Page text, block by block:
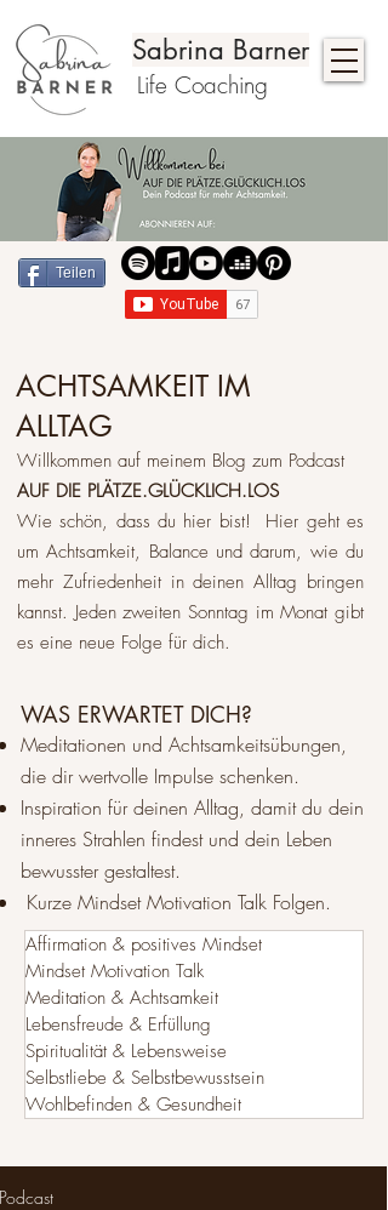
Sabrina Barner
Life Coaching
Teilen
ACHTSAMKEIT IM
ALLTAG
Willkommen auf meinem Blog zum Podcast
AUF DIE PLÄTZE.GLÜCKLICH.LOS
Wie schön, dass du hier bist! Hier geht es
um Achtsamkeit, Balance und darum, wie du
mehr Zufriedenheit in deinen Alltag bringen
kannst. Jeden zweiten Sonntag im Monat gibt
es eine neue Folge für dich.​
WAS ERWARTET DICH?
Meditationen und Achtsamkeitsübungen,
die dir wertvolle Impulse schenken.
Inspiration für deinen Alltag, damit du dein
inneres Strahlen findest und dein Leben
bewusster gestaltest.
Kurze Mindset Motivation Talk Folgen.
Affirmation & positives Mindset
Mindset Motivation Talk
Meditation & Achtsamkeit
Lebensfreude & Erfüllung
Spiritualität & Lebensweise
Selbstliebe & Selbstbewusstsein
Wohlbefinden & Gesundheit
Podcast